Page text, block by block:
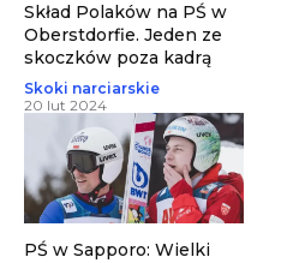
Skład Polaków na PŚ w
Oberstdorfie. Jeden ze
skoczków poza kadrą
Skoki narciarskie
20 lut 2024
PŚ w Sapporo: Wielki